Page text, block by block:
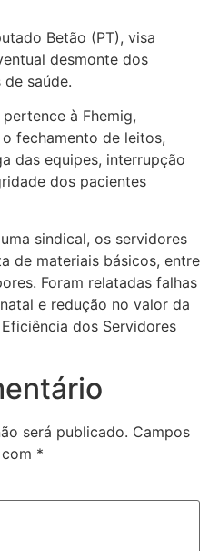
Betão (PT), visa
desmonte dos
saúde.
à Fhemig,
fechamento de leitos,
das equipes, interrupção
dos pacientes
sindical, os servidores
de materiais básicos, entre
Foram relatadas falhas
e redução no valor da
dos Servidores
será publicado. Campos
*